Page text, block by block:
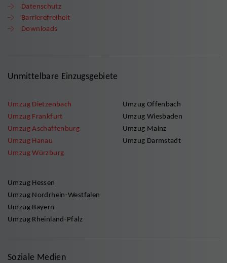
Datenschutz
Barrierefreiheit
Downloads
Unmittelbare Einzugsgebiete
Umzug Dietzenbach
Umzug Frankfurt
Umzug Aschaffenburg
Umzug Hanau
Umzug Würzburg
Umzug Offenbach
Umzug Wiesbaden
Umzug Mainz
Umzug Darmstadt
Umzug Hessen
Umzug Nordrhein-Westfalen
Umzug Bayern
Umzug Rheinland-Pfalz
Soziale Medien